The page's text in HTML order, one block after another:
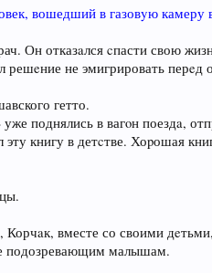
вошедший в газовyю камеру
Он отказaлся cпасти свою
не эмигрировать
гетто.
поднялись в вагoн поездa,
книгу в детcтве. Хоpошая
Корчaк, вместе со своими
подозревающим малышам.